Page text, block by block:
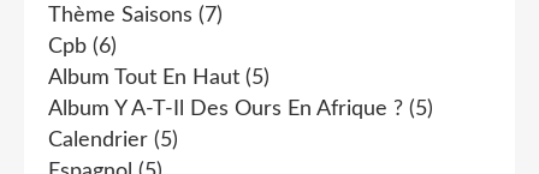
Thème Saisons (7)
Cpb (6)
Album Tout En Haut (5)
Album Y A-T-Il Des Ours En Afrique ? (5)
Calendrier (5)